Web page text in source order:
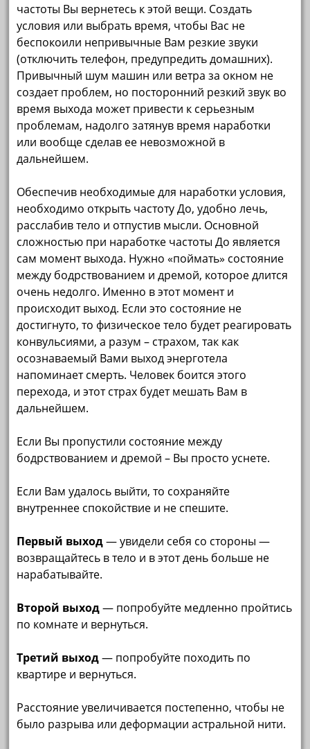
частоты Вы вернетесь к этой вещи. Создать
условия или выбрать время, чтобы Вас не
беспокоили непривычные Вам резкие звуки
(отключить телефон, предупредить домашних).
Привычный шум машин или ветра за окном не
создает проблем, но посторонний резкий звук во
время выхода может привести к серьезным
проблемам, надолго затянув время наработки
или вообще сделав ее невозможной в
дальнейшем.
Обеспечив необходимые для наработки условия,
необходимо открыть частоту До, удобно лечь,
расслабив тело и отпустив мысли. Основной
сложностью при наработке частоты До является
сам момент выхода. Нужно «поймать» состояние
между бодрствованием и дремой, которое длится
очень недолго. Именно в этот момент и
происходит выход. Если это состояние не
достигнуто, то физическое тело будет реагировать
конвульсиями, а разум – страхом, так как
осознаваемый Вами выход энерготела
напоминает смерть. Человек боится этого
перехода, и этот страх будет мешать Вам в
дальнейшем.
Если Вы пропустили состояние между
бодрствованием и дремой – Вы просто уснете.
Если Вам удалось выйти, то сохраняйте
внутреннее спокойствие и не спешите.
Первый выход— увидели себя со стороны —
возвращайтесь в тело и в этот день больше не
нарабатывайте.
Второй выход— попробуйте медленно пройтись
по комнате и вернуться.
Третий выход— попробуйте походить по
квартире и вернуться.
Расстояние увеличивается постепенно, чтобы не
было разрыва или деформации астральной нити.